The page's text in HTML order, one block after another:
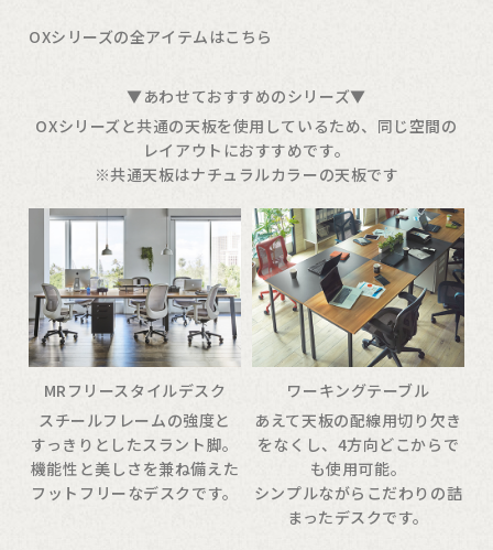
OXシリーズの全アイテムはこちら
▼あわせておすすめのシリーズ▼
OXシリーズと共通の天板を使用しているため、同じ空間の
レイアウトにおすすめです。
※共通天板はナチュラルカラーの天板です
MRフリースタイルデスク
スチールフレームの強度と
すっきりとしたスラント脚。
機能性と美しさを兼ね備えた
フットフリーなデスクです。
ワーキングテーブル
あえて天板の配線用切り欠き
をなくし、4方向どこからで
も使用可能。
シンプルながらこだわりの詰
まったデスクです。